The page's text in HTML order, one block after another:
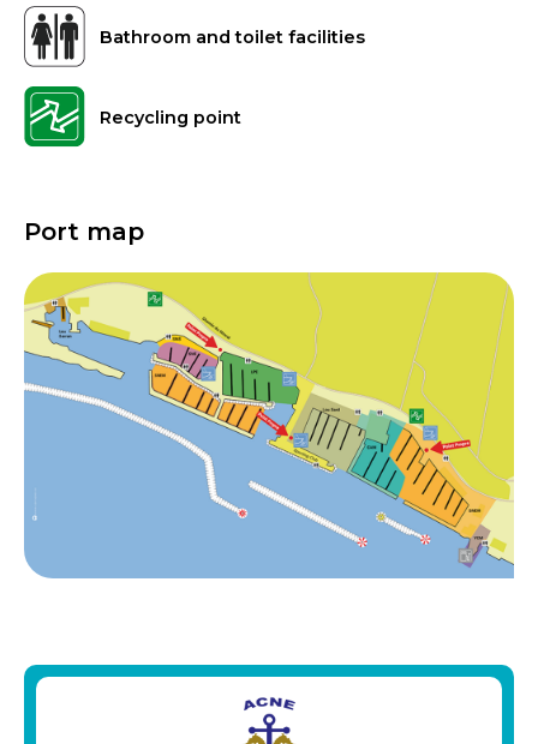
Bathroom and toilet facilities
Recycling point
Port map